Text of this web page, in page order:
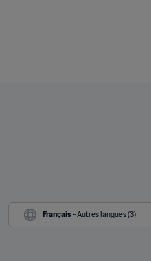
Français - Autres langues (3)